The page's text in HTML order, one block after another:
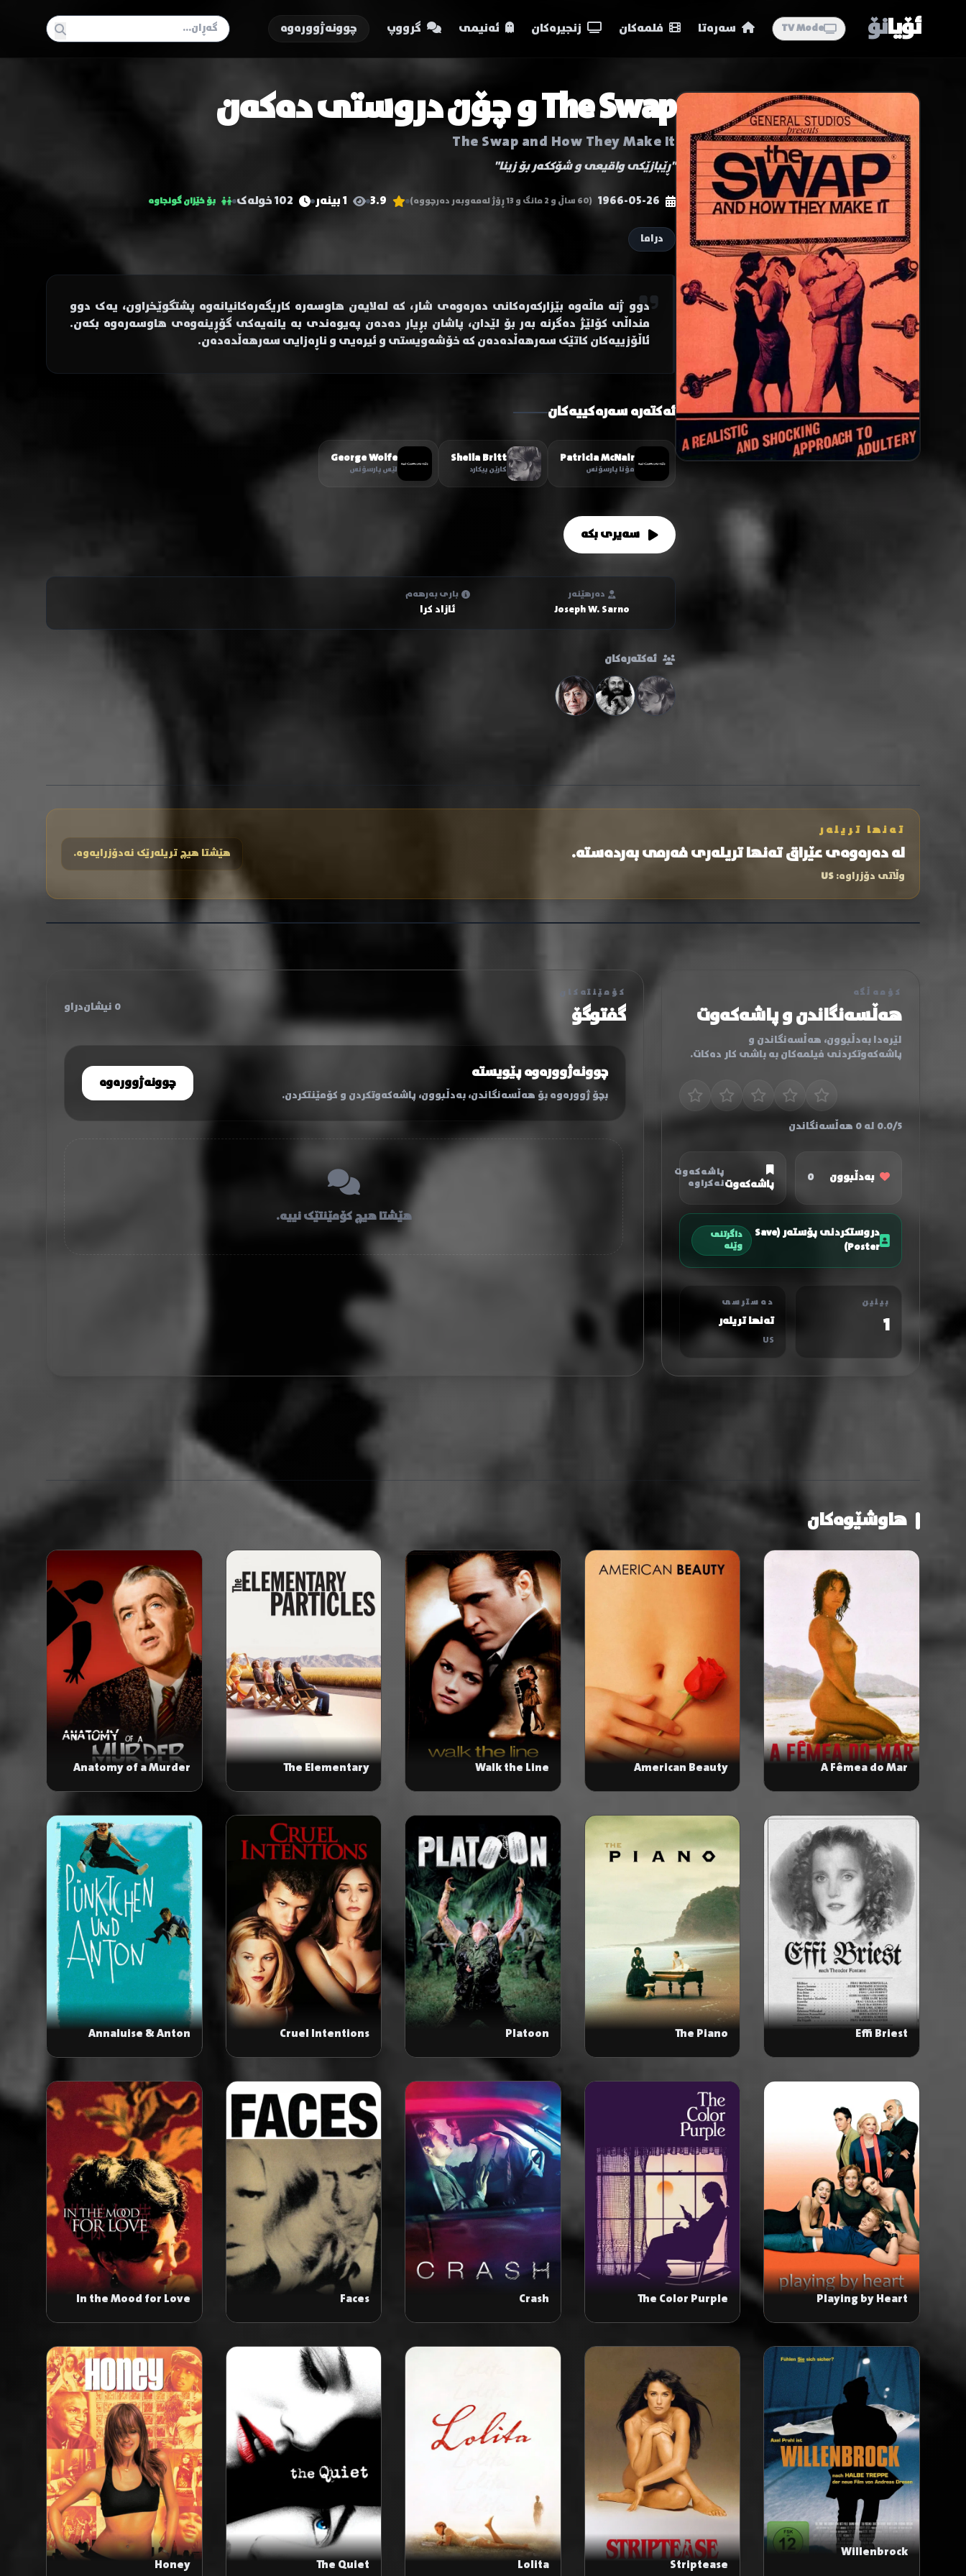
ئۆیانۆ TV Mode سەرەتا فلمەکان زنجیرەکان ئەنیمی گرووپ چوونەژوورەوە
The Swap و چۆن دروستی دەکەن
The Swap and How They Make It
"ڕێبازێکی واقیعی و شۆککەر بۆ زینا"
1966-05-26 (60 ساڵ و 2 مانگ و 13 ڕۆژ لەمەوبەر دەرچووە) 3.9 1 بینەر 102 خولەک بۆ خێزان گونجاوە
دراما
دوو ژنە ماڵەوە بێزارکەرەکانی دەرەوەی شار، کە لەلایەن هاوسەرە کاریگەرەکانیانەوە پشتگوێخراون، یەک دوو
منداڵی کۆلێژ دەگرنە بەر بۆ لێدان، پاشان بڕیار دەدەن پەیوەندی بە یانەیەکی گۆڕینەوەی هاوسەرەوە بکەن.
ئاڵۆزییەکان کاتێک سەرهەڵدەدەن کە خۆشەویستی و ئیرەیی و ناڕەزایی سەرهەڵدەدەن.
ئەکتەرە سەرەکییەکان
Patricia McNair
مۆنا پارسۆنس
Sheila Britt
کارێن پیکارد
George Wolfe
لێس پارسۆنس
سەیری بکە
دەرهێنەر
Joseph W. Sarno
باری بەرهەم
ئازاد کرا
ئەکتەرەکان
تەنها تریلەر
لە دەرەوەی عێراق تەنها تریلەری فەرمی بەردەستە.
وڵاتی دۆزراوە:US
هێشتا هیچ تریلەرێک نەدۆزرایەوە.
کۆمەڵگە
هەڵسەنگاندن و پاشەکەوت
لێرەدا بەدڵبوون، هەڵسەنگاندن و
پاشەکەوتکردنی فیلمەکان بە باشی کار دەکات.
0.0/5 لە 0 هەڵسەنگاندن
بەدڵبوون 0 پاشەکەوت
پاشەکەوت
نەکراوە
دروستکردنی پۆستەر (Save
Poster)
داگرتنی
وێنە
بینین
1
دەسترسی
تەنها تریلەر
US
کۆمێنتەکان
گفتوگۆ 0 نیشان‌دراو
چوونەژوورەوە پێویستە
بچۆ ژوورەوە بۆ هەڵسەنگاندن، بەدڵبوون، پاشەکەوتکردن و کۆمێنتکردن.
چوونەژوورەوە
هێشتا هیچ کۆمێنتێک نییە.
هاوشێوەکان
A Fêmea do Mar
American Beauty
Walk the Line
The Elementary
Anatomy of a Murder
Effi Briest
The Piano
Platoon
Cruel Intentions
Annaluise & Anton
Playing by Heart
The Color Purple
Crash
Faces
In the Mood for Love
Willenbrock
Striptease
Lolita
The Quiet
Honey